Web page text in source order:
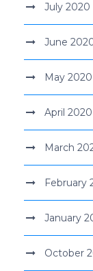
July 2020
June
May 2020
April 2020
March
February
January
October